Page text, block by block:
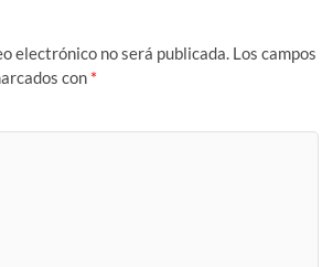
electrónico no será publicada. Los campos
con *